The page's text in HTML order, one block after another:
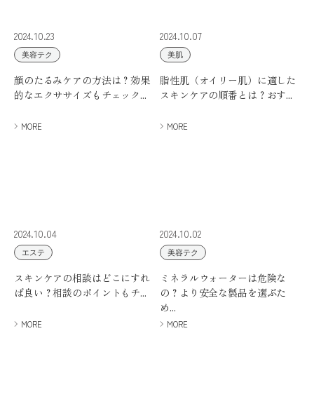
2024.10.23
美容テク
顔のたるみケアの方法は？効果
的なエクササイズもチェック...
MORE
2024.10.07
美肌
脂性肌（オイリー肌）に適した
スキンケアの順番とは？おす...
MORE
2024.10.04
エステ
スキンケアの相談はどこにすれ
ば良い？相談のポイントもチ...
MORE
2024.10.02
美容テク
ミネラルウォーターは危険な
の？より安全な製品を選ぶた
め...
MORE